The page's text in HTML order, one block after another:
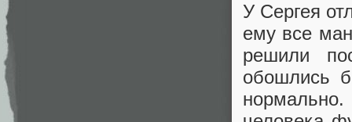
У Сергея
ему все
решили
обошлись